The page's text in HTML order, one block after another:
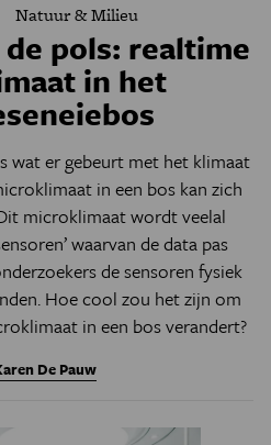
Natuur & Milieu
pols: realtime
in het
wat er gebeurt met het klimaat
in een bos kan zich
microklimaat wordt veelal
waarvan de data pas
de sensoren fysiek
Hoe cool zou het zijn om
in een bos verandert?
De Pauw